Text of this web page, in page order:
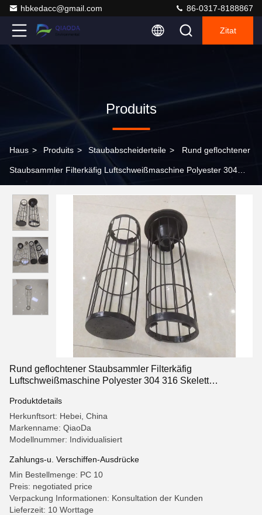
hbkedacc@gmail.com 86-0317-8188867
Zitat
Produits
Haus > Produits > Staubabscheiderteile > Rund geflochtener
Staubsammler Filterkäfig Luftschweißmaschine Polyester 304
Rund geflochtener Staubsammler Filterkäfig
Luftschweißmaschine Polyester 304 316 Skelett
Produktdetails
Herkunftsort: Hebei, China
Markenname: QiaoDa
Modellnummer: Individualisiert
Zahlungs-u. Verschiffen-Ausdrücke
Min Bestellmenge: PC 10
Preis: negotiated price
Verpackung Informationen: Konsultation der Kunden
Lieferzeit: 10 Worttage